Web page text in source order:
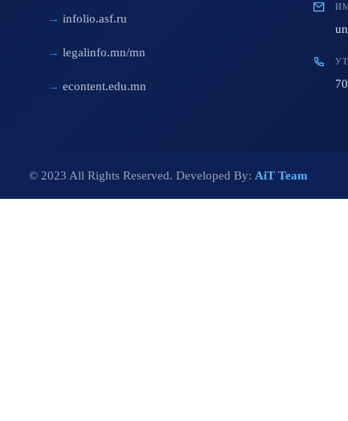
infolio.asf.ru
legalinfo.mn/mn
econtent.edu.mn
© 2023 All Rights Reserved. Developed By: AiT Team